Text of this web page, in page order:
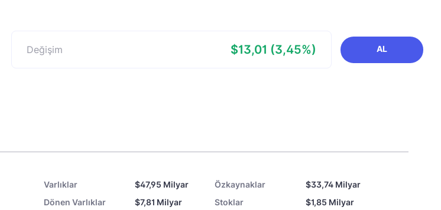
Değişim $13,01 (3,45%) AL
Varlıklar $47,95 Milyar Özkaynaklar
$33,74 Milyar
Dönen Varlıklar
$7,81 Milyar Stoklar
$1,85 Milyar